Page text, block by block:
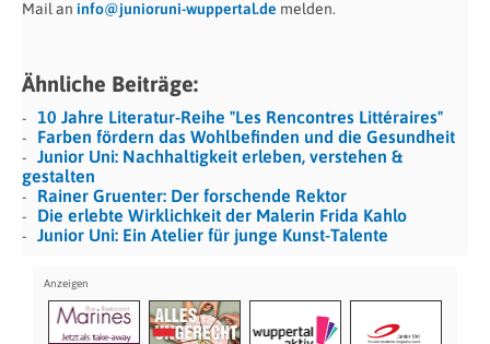
Mail an info@junioruni-wuppertal.de melden.
Ähnliche Beiträge:
10 Jahre Literatur-Reihe "Les Rencontres Littéraires"
Farben fördern das Wohlbefinden und die Gesundheit
Junior Uni: Nachhaltigkeit erleben, verstehen &
gestalten
Rainer Gruenter: Der forschende Rektor
Die erlebte Wirklichkeit der Malerin Frida Kahlo
Junior Uni: Ein Atelier für junge Kunst-Talente